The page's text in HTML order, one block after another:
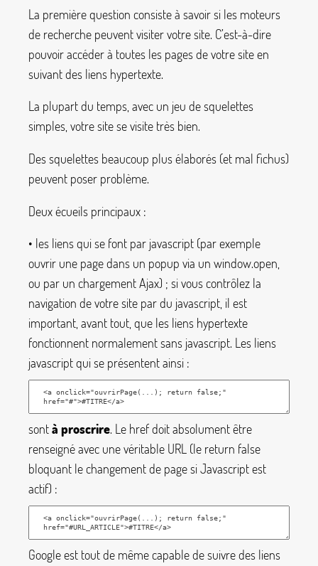
La première question consiste à savoir si les moteurs
de recherche peuvent visiter votre site. C’est-à-dire
pouvoir accéder à toutes les pages de votre site en
suivant des liens hypertexte.
La plupart du temps, avec un jeu de squelettes
simples, votre site se visite très bien.
Des squelettes beaucoup plus élaborés (et mal fichus)
peuvent poser problème.
Deux écueils principaux :
• les liens qui se font par javascript (par exemple
ouvrir une page dans un popup via un window.open
ou par un chargement Ajax) ; si vous contrôlez la
navigation de votre site par du javascript, il est
important, avant tout, que les liens hypertexte
fonctionnent normalement sans javascript. Les liens
javascript qui se présentent ainsi :
sontà proscrire. Le hrefdoit absolument être
renseigné avec une véritable URL (le return false
bloquant le changement de page si Javascript est
actif) :
Google est tout de même capable de suivre des liens